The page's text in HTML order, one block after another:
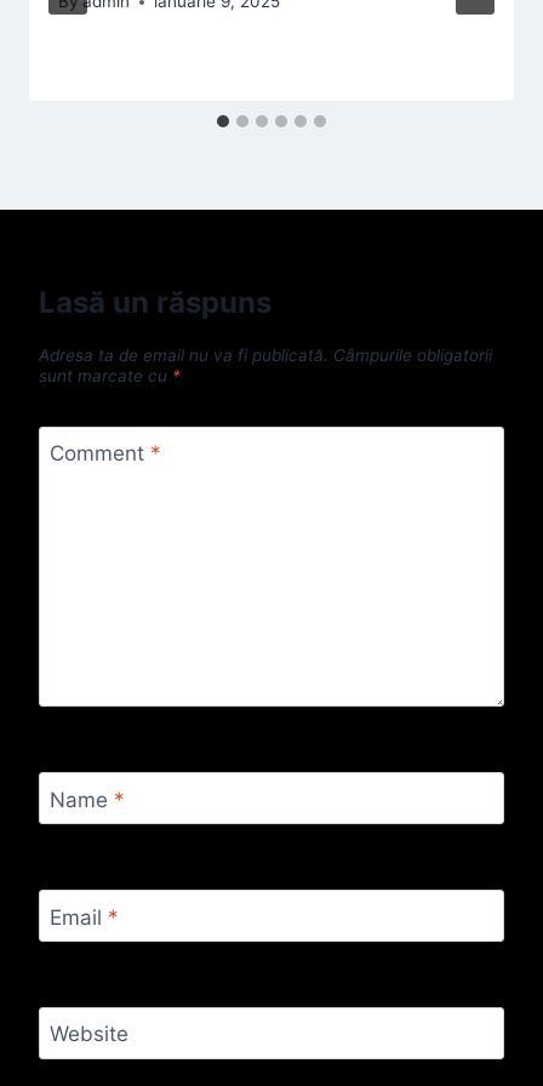
Lasă un răspuns
Adresa ta de email nu va fi publicată. Câmpurile obligatorii
sunt marcate cu *
Comment *
Name *
Email *
Website